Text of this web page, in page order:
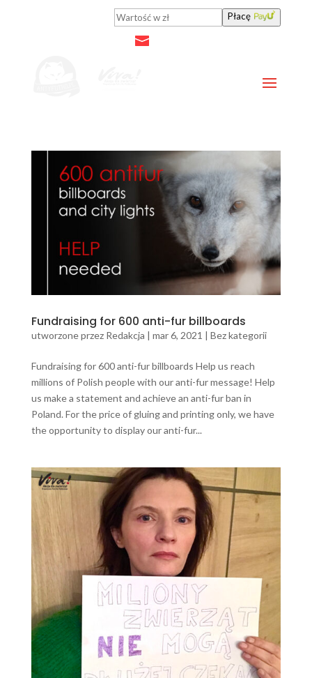
Płacę
Fundraising for 600 anti-fur billboards
utworzone przez Redakcja | mar 6, 2021 | Bez kategorii
Fundraising for 600 anti-fur billboards Help us reach
millions of Polish people with our anti-fur message! Help
us make a statement and achieve an anti-fur ban in
Poland. For the price of gluing and printing only, we have
the opportunity to display our anti-fur...